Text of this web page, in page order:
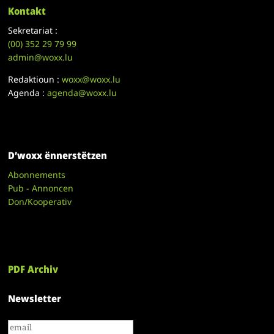
Kontakt
Sekretariat :
(00)352 29 79 99
admin@woxx.lu
Redaktioun :woxx@woxx.lu
Agenda :agenda@woxx.lu
D’woxx ënnerstëtzen
Abonnements
Pub - Annoncen
Don/Kooperativ
PDF Archiv
Newsletter